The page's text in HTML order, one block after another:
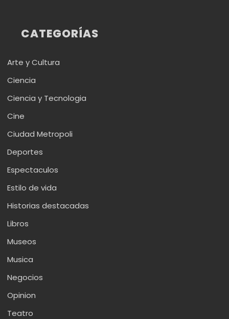
CATEGORÍAS
Arte y Cultura
Ciencia
Ciencia y Tecnologia
Cine
Ciudad Metropoli
Deportes
Espectaculos
Estilo de vida
Historias destacadas
Libros
Museos
Musica
Negocios
Opinion
Teatro